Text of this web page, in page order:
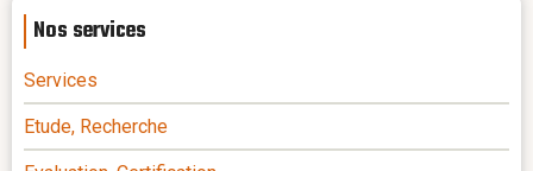
Nos services
Services
Etude, Recherche